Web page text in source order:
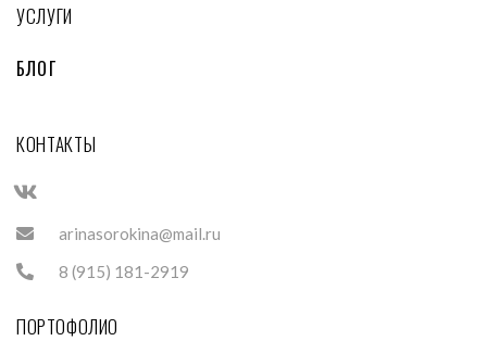
УСЛУГИ
БЛОГ
КОНТАКТЫ
arinasorokina@mail.ru
8 (915) 181-2919
ПОРТОФОЛИО